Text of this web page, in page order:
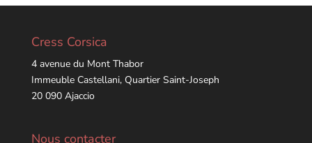
Cress Corsica
4 avenue du Mont Thabor
Immeuble Castellani, Quartier Saint-Joseph
20 090 Ajaccio
Nous contacter